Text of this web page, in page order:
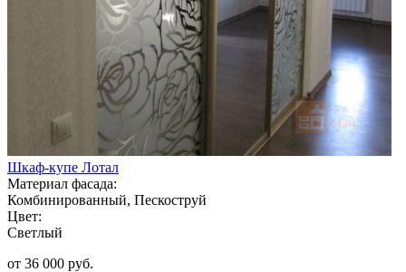
Шкаф-купе Лотал
Материал фасада:
Комбинированный, Пескоструй
Цвет:
Светлый
от 36 000 руб.